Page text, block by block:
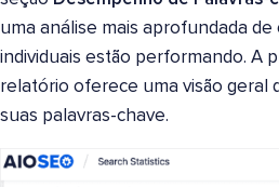
uma análise mais aprofundada
individuais estão performando. A
relatório oferece uma visão geral
suas palavras-chave.